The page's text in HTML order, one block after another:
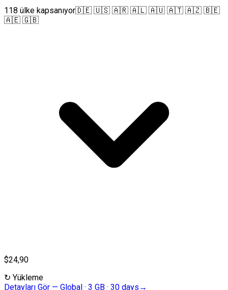
118 ülke kapsanıyor🇩🇪 🇺🇸 🇦🇷 🇦🇱 🇦🇺 🇦🇹 🇦🇿 🇧🇪
🇦🇪 🇬🇧
$24,90
↻ Yükleme
Detayları Gör — Global · 3 GB · 30 days →